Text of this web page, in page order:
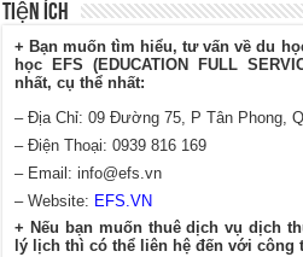
Tiện Ích
+ Bạn muốn tìm hiểu, tư vấn về du
học EFS (EDUCATION FULL
nhất, cụ thể nhất:
– Địa Chỉ: 09 Đường 75, P Tân Phong,
– Điện Thoại: 0939 816 169
– Email:info@efs.vn
– Website: EFS.VN
+ Nếu bạn muốn thuê dịch vụ dịch
lý lịch thì có thể liên hệ đến với công